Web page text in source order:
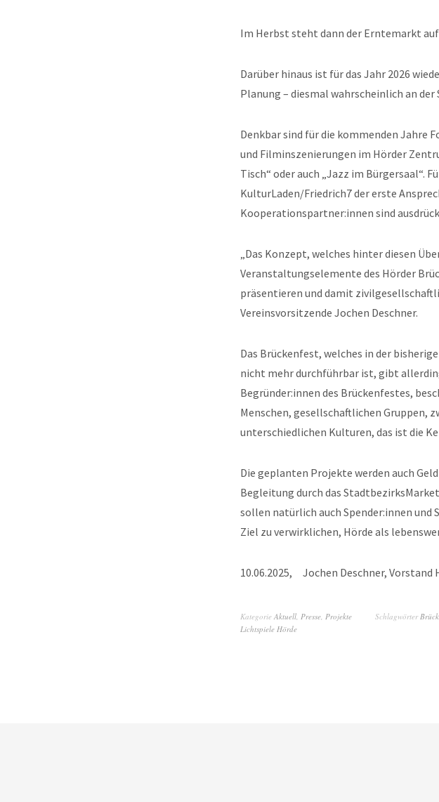
Im Herbst steht dann der Erntemarkt
Darüber hinaus ist für das Jahr 2026
Planung – diesmal wahrscheinlich an
Denkbar sind für die kommenden Jahre
und Filminszenierungen im Hörder
Tisch“ oder auch „Jazz im Bürgersaal“.
KulturLaden/Friedrich7 der erste
Kooperationspartner:innen sind
„Das Konzept, welches hinter diesen
Veranstaltungselemente des Hörder
präsentieren und damit
Vereinsvorsitzende Jochen Deschner.
Das Brückenfest, welches in der
nicht mehr durchführbar ist, gibt
Begründer:innen des Brückenfestes,
Menschen, gesellschaftlichen Gruppen,
unterschiedlichen Kulturen, das ist die
Die geplanten Projekte werden auch
Begleitung durch das
sollen natürlich auch Spender:innen und
Ziel zu verwirklichen, Hörde als
10.06.2025, Jochen Deschner,
Kategorie Aktuell, Presse, Projekte Schlagwörter
Lichtspiele Hörde